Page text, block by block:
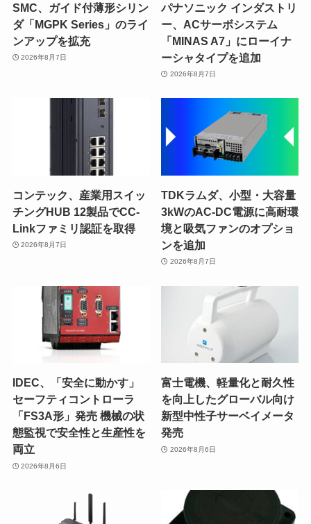
SMC、ガイド付薄形シリン
ダ「MGPK Series」のライ
ンアップを拡充
2026年8月7日
パナソニック インダストリ
ー、ACサーボシステム
「MINAS A7」にローイナ
ーシャタイプを追加
2026年8月7日
コンテック、産業用スイッ
チングHUB 12製品でCC-
Linkファミリ認証を取得
2026年8月7日
TDKラムダ、小型・大容量
3kWのAC-DC電源に高耐環
境と吸気ファンのオプショ
ンを追加
2026年8月7日
IDEC、「安全に動かす」
セーフティコントローラ
「FS3A形」発売 機械の状
態監視で安全性と生産性を
両立
2026年8月6日
富士電機、軽量化と耐久性
を向上したグローバル向け
新型中性子サーベイメータ
発売
2026年8月6日